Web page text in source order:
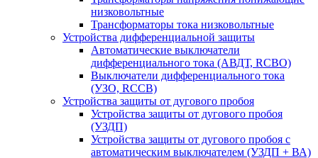
низковольтные
Трансформаторы тока низковольтные
Устройства дифференциальной защиты
Автоматические выключатели
дифференциального тока (АВДТ, RCBO)
Выключатели дифференциального тока
(УЗО, RCCB)
Устройства защиты от дугового пробоя
Устройства защиты от дугового пробоя
(УЗДП)
Устройства защиты от дугового пробоя с
автоматическим выключателем (УЗДП + ВА)